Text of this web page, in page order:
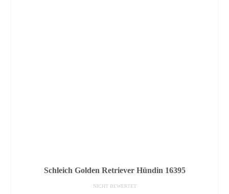
Schleich Golden Retriever Hündin 16395
NICHT BEWERTET